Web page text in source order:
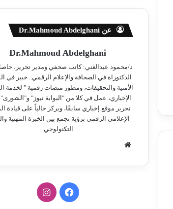
عن Dr.Mahmoud Abdelghani
Dr.Mahmoud Abdelghani
د/محمود عبدالغني: كاتب صحفي ومدير تحرير،
الدكتوراة في الصحافة والإعلام الرقمي.. خبير في
الأمنية والتحقيقات، ومطور منصات رقمية " لخدمة
الإخباري، عمل في كلا من "البوابة نيوز"
تحرير موقع إخباري سابقًا، ويركز حالياً على قيادة
الإعلامي الرقمي برؤية تجمع بين الخبرة المهنية
التكنولوجي.
الوي
ف
ا